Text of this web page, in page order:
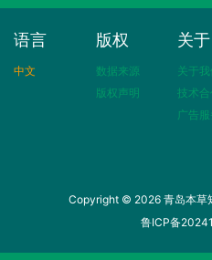
语言
中文
版权
数据来源
版权声明
关于
关于我
技术合
广告
Copyright © 2026 青岛本草
鲁ICP备